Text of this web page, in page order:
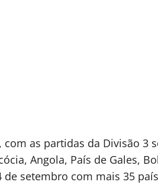
as partidas da Divisão 3
Angola, País de Gales,
setembro com mais 35